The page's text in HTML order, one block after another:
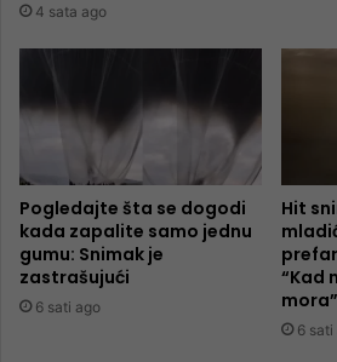
4 sata ago
Pogledajte šta se dogodi
kada zapalite samo jednu
gumu: Snimak je
zastrašujući
6 sati ago
Hit
“Kad
mora”
6 sati